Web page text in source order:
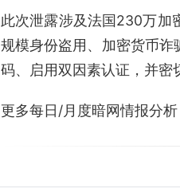
此次泄露涉及法国230万加
规模身份盗用、加密货币
码、启用双因素认证，并密
更多每日/月度暗网情报分